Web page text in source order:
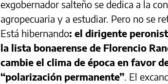
exgobernador salteño se dedica a la
agropecuaria y a estudiar. Pero no se
Está hibernando: el dirigente
la lista bonaerense de Florencio
cambie el clima de época en favor
“polarización permanente”. El